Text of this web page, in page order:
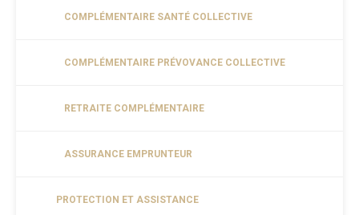
COMPLÉMENTAIRE SANTÉ COLLECTIVE
COMPLÉMENTAIRE PRÉVOVANCE COLLECTIVE
RETRAITE COMPLÉMENTAIRE
ASSURANCE EMPRUNTEUR
PROTECTION ET ASSISTANCE